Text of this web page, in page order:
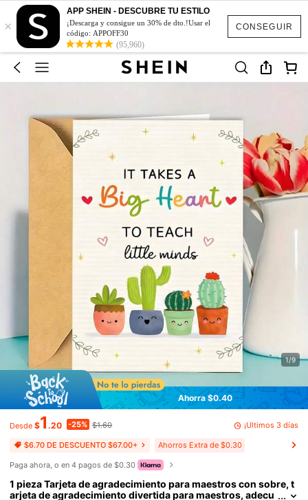
CONSEGUIR
×
APP SHEIN - DESCUBRE TU ESTILO
¡Descarga y consigue un 30% de dto.!Usar el
código: APPOFF30
(95,960)
1/9
Ahorra $0.40
Desde $1 .20 -25% $1.60 ¡Últimos 3 días
$6.70 DE DESCUENTO $67.00+ Ahorros Extra de $0.30
Paga ahora, o en 4 pagos de $0.30
1 pieza Tarjeta de agradecimiento para maestros con sobre, t
arjeta de agradecimiento divertida para maestros, adecu